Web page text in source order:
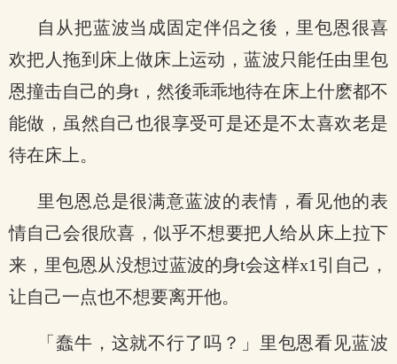
自从把蓝波当成固定伴侣之後，里包恩很喜
欢把人拖到床上做床上运动，蓝波只能任由里包
恩撞击自己的身t，然後乖乖地待在床上什麽都不
能做，虽然自己也很享受可是还是不太喜欢老是
待在床上。
里包恩总是很满意蓝波的表情，看见他的表
情自己会很欣喜，似乎不想要把人给从床上拉下
来，里包恩从没想过蓝波的身t会这样x1引自己，
让自己一点也不想要离开他。
「蠢牛，这就不行了吗？」里包恩看见蓝波